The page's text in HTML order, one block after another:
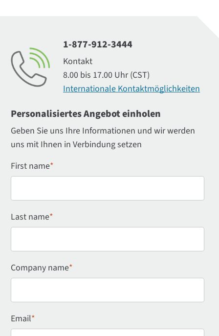
1-877-912-3444
Kontakt
8.00 bis 17.00 Uhr (CST)
Internationale Kontaktmöglichkeiten
Personalisiertes Angebot einholen
Geben Sie uns Ihre Informationen und wir werden
uns mit Ihnen in Verbindung setzen
First name*
Last name*
Company name*
Email*